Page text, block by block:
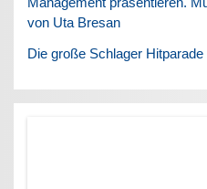
von Uta Bresan
Die große Schlager Hitparade